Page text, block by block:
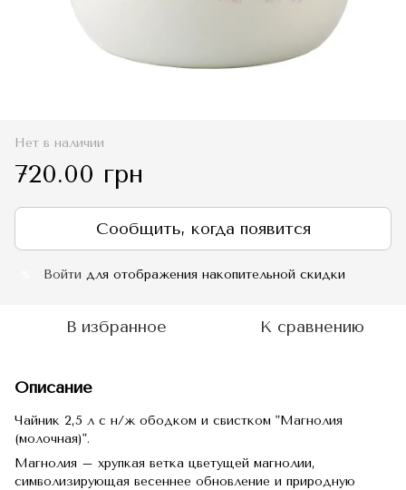
Нет в наличии
720.00 грн
Сообщить, когда появится
Войти для отображения накопительной скидки
В избранное К сравнению
Описание
Чайник 2,5 л с н/ж ободком и свистком "Магнолия
(молочная)".
Магнолия – хрупкая ветка цветущей магнолии,
символизирующая весеннее обновление и природную